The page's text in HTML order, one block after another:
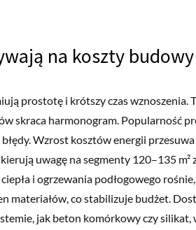
na koszty
prostotę i krótszy czas wznoszenia.
skraca harmonogram. Popularność
Wzrost kosztów energii przesuwa
uwagę na segmenty 120–135 m²
i ogrzewania podłogowego
materiałów, co stabilizuje budżet.
jak beton komórkowy czy silikat,